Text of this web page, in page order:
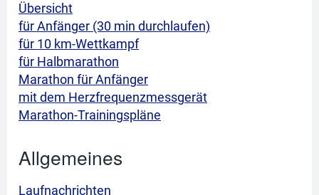
Übersicht
für Anfänger (30 min durchlaufen)
für 10 km-Wettkampf
für Halbmarathon
Marathon für Anfänger
mit dem Herzfrequenzmessgerät
Marathon-Trainingspläne
Allgemeines
Laufnachrichten